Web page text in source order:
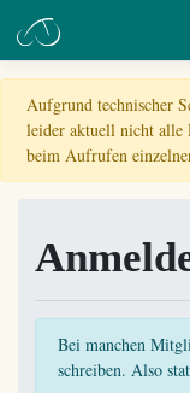
Aufgrund technischer
leider aktuell nicht alle
beim Aufrufen
Bei manchen
schreiben. Also